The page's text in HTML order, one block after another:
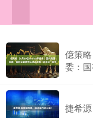
億策
委：
捷希